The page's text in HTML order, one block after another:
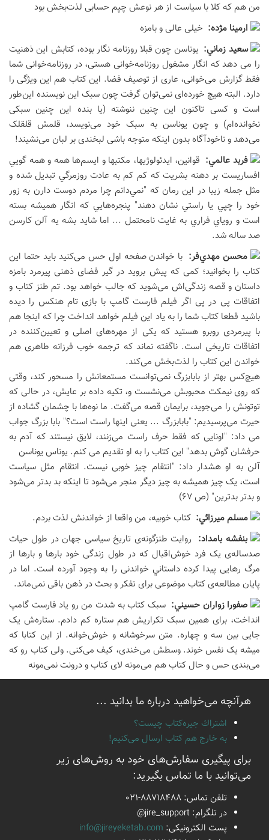
من هم که کلا با سیاست از هر نوعش چپم حسابی لذت‌بخش بود
ارمینا مژده: خیلی عالی و بامزه
سعيد زماني: یوناسن چون قبلا روزنامه نگار بوده، کتابش این ذهنیت
را می دهد که انگار مشغول روزنامه‌خوانی هستی، در روزنامه‌خوانی شما
فقط گزارش می‌خوانی، عاری از توصیف فضا. این کتاب هم این ویژگی را
دارد. البته هیچ خورده‌ای نمی‌توان گرفت چون سبک این نویسنده این‌طور
است و کسی تاکنون این چنین ننوشته (یا بنده این چنین سبکی
نخوانده‌ام) و چون یوناسن به سبک خود می‌نویسد، قلمش قلقلک
می‌دهد و ناخودآگاه بدون اینکه متوجه باشی لبخندی بر لبان می‌نشیند!
فربد عالمي: قوانين، ايدئولوژيها، مكتبها و ايسم‌ها همه و همه گويي
افساريست بر دهنه بشريت كه كم كم به عادت روزمرگي تبديل شده و
مثل جمله زيبا در اين رمان كه "نمي‌دانم چرا مردم دوست دارن به زور
خود را چپي يا راستي نشان دهند" پنجره‌هايي كه انگار هميشه بسته
است و روياي فراري به غايت نامحتمل ... اما شايد بشه يه آلن كارسن
صد ساله شد.
محسن مهدي‌فر: با خواندن صفحه اول حس می‌کنید باید حتما این
کتاب را بخوانید؛ کمی که پیش بروید در گیر فضای ذهنی پیرمرد بامزه
داستان و قصه زندگی‌اش می‌شوید که جالب خواهد بود. تم طنز کتاب و
اتفاقات پی در پی اگر فیلم فارست گامپ با بازی تام هنکس را دیده
باشید قطعا کتاب شما را به یاد این فیلم خواهد انداخت چرا که اینجا هم
با پیرمردی روبرو هستید که یکی از مهره‌های اصلی و تعیین‌کننده در
اتفاقات تاریخی است. ناگفته نماند که ترجمه خوب فرزانه طاهری هم
خواندن این کتاب را لذت‌بخش می‌کند.
هیچ‌کس بهتر از بابابزرگ نمی‌توانست مستمعانش را مسحور کند، وقتی
که روی نیمکت محبوبش می‌نشست و، تکیه داده بر عایش، در حالی که
توتونش را می‌جوید، برایمان قصه می‌گفت. ما نوه‌ها با چشمان گشاده از
حیرت می‌پرسیدیم: "بابابزرگ ... یعنی اینها راست است؟" بابا بزرگ جواب
می داد: "اونایی که فقط حرف راست می‌زنند، لایق نیستند که آدم به
حرفشان گوش بدهد" این کتاب را به او تقدیم می کنم. یوناس یوناسن
آلن به او هشدار داد: "انتقام چیز خوبی نیست. انتقام مثل سیاست
است، یک چیز همیشه به چیز دیگر منجر می‌شود تا اینکه بد بدتر می‌شود
و بدتر بدترین" (ص 67)
مسلم ميرزائي: کتاب خوبیه، من واقعا از خواندنش لذت بردم.
بنفشه بامداد: روایت طنزگونه‌ی تاریخ سیاسی جهان در طول حیات
صدساله‌ی یک فرد خوش‌اقبال که در طول زندگی خود بارها و بارها از
مرگ رهایی پیدا کرده داستاني خواندنی را به وجود آورده است. اما در
پایان مطالعه‌ی کتاب موضوعی برای تفکر و بحث در ذهن باقی نمی‌ماند.
صفورا زواران حسيني:سبک کتاب به شدت من رو یاد فارست گامپ
انداخت، برای همین سبک تکراریش هم ستاره کم دادم. ستاره‌ش یک
جایی بین سه و چهاره. متن سرخوشانه و خوش‌خوانه. از این کتابا که
میشه یک نفس خوند. وسطش می‌خندی، کیف می‌کنی. ولی کتاب رو که
می‌بندی حس و حال کتاب هم می‌مونه لای کتاب و درونت نمی‌مونه
هرآنچه می‌خواهید درباره ما بدانید ...
اشتراك جيره‌كتاب چيست؟
به خارج هم كتاب ارسال می‌كنیم!
برای پیگیری سفارش‌های خود به روش‌های زیر
می‌توانید با ما تماس بگیرید:
تلفن تماس: 021-88718488
در تلگرام: @jire_support
پست الكترونیكی: info@jireyeketab.com